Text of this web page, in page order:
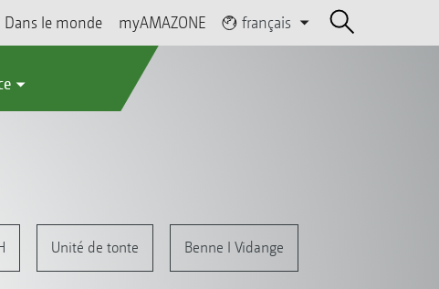
Dans le monde myAMAZONE français
Unité de tonte Benne I Vidange